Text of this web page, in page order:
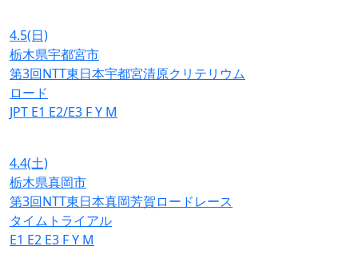
4.5(日)
栃木県宇都宮市
第3回NTT東日本宇都宮清原クリテリウム
ロード
JPT E1 E2/E3 FY M
4.4(土)
栃木県真岡市
第3回NTT東日本真岡芳賀ロードレース
タイムトライアル
E1 E2 E3 FY M